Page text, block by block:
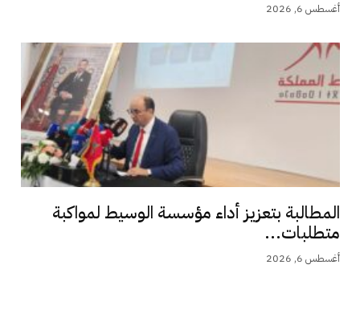
أغسطس 6, 2026
المطالبة بتعزيز أداء مؤسسة الوسيط لمواكبة
متطلبات...
أغسطس 6, 2026